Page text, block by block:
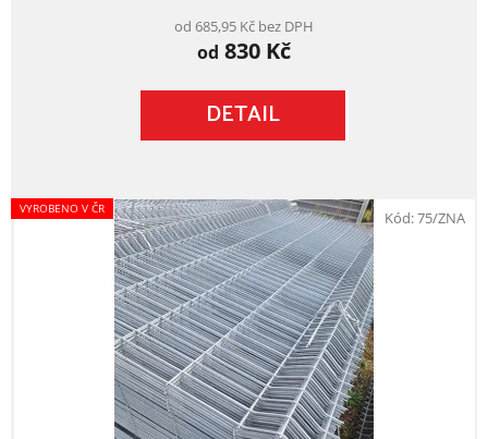
je
5,0
5
hvězdiček.
od 685,95 Kč bez DPH
od 830 Kč
DETAIL
VYROBENO V ČR Kód:75/ZNA